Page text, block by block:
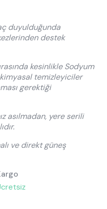
duyulduğunda
destek
kesinlikle Sodyum
temizleyiciler
gerektiği
asılmadan, yere serili
ve direkt güneş